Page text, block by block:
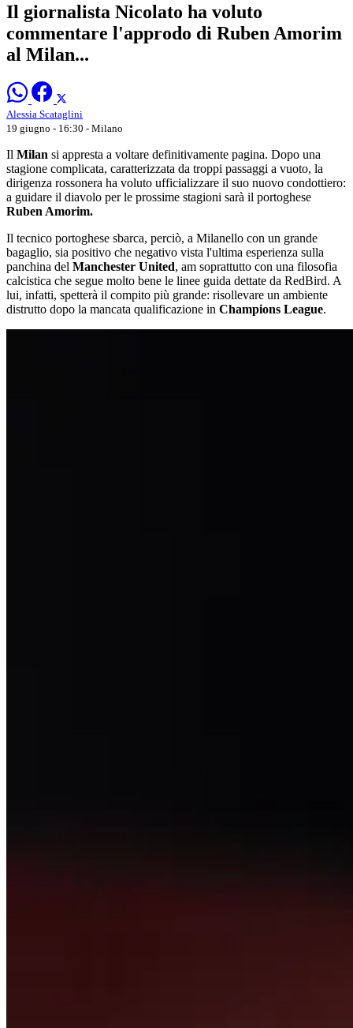
Il giornalista Nicolato ha voluto
commentare l'approdo di Ruben Amorim
al Milan...
Alessia Scataglini
19 giugno - 16:30 - Milano
Il Milan si appresta a voltare definitivamente pagina. Dopo una
stagione complicata, caratterizzata da troppi passaggi a vuoto, la
dirigenza rossonera ha voluto ufficializzare il suo nuovo condottiero:
a guidare il diavolo per le prossime stagioni sarà il portoghese
Ruben Amorim.
Il tecnico portoghese sbarca, perciò, a Milanello con un grande
bagaglio, sia positivo che negativo vista l'ultima esperienza sulla
panchina del Manchester United, am soprattutto con una filosofia
calcistica che segue molto bene le linee guida dettate da RedBird. A
lui, infatti, spetterà il compito più grande: risollevare un ambiente
distrutto dopo la mancata qualificazione in Champions League.